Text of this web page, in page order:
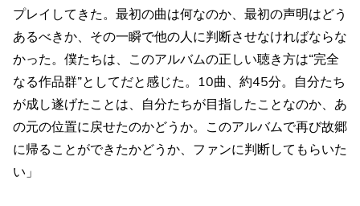
プレイしてきた。最初の曲は何なのか、最初の声明はどう
あるべきか、その一瞬で他の人に判断させなければならな
かった。僕たちは、このアルバムの正しい聴き方は“完全
なる作品群”としてだと感じた。10曲、約45分。自分たち
が成し遂げたことは、自分たちが目指したことなのか、あ
の元の位置に戻せたのかどうか。このアルバムで再び故郷
に帰ることができたかどうか、ファンに判断してもらいた
い」